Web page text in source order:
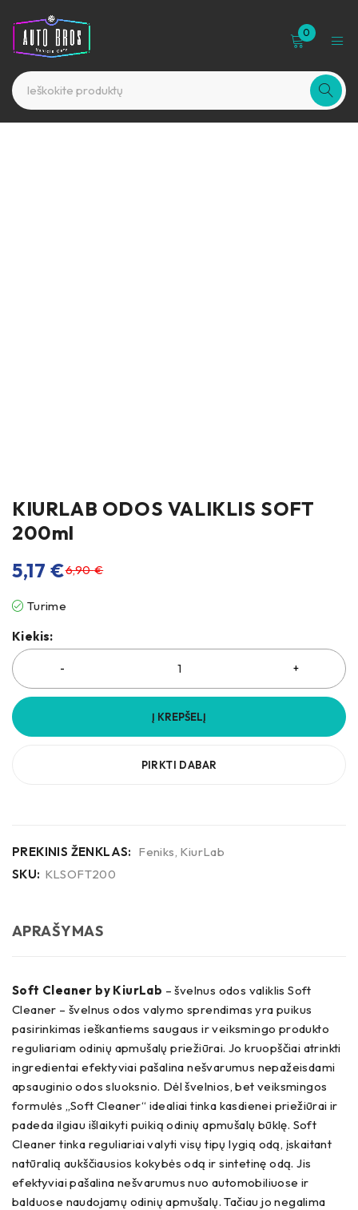
0
KIURLAB ODOS VALIKLIS SOFT
200ml
6,90€
5,17 €
Turime
Kiekis:
Į KREPŠELĮ
PIRKTI DABAR
PREKINIS ŽENKLAS: Feniks, KiurLab
SKU: KLSOFT200
APRAŠYMAS
Soft Cleaner by KiurLab – švelnus odos valiklis Soft
Cleaner – švelnus odos valymo sprendimas yra puikus
pasirinkimas ieškantiems saugaus ir veiksmingo produkto
reguliariam odinių apmušalų priežiūrai. Jo kruopščiai atrinkti
ingredientai efektyviai pašalina nešvarumus nepažeisdami
apsauginio odos sluoksnio. Dėl švelnios, bet veiksmingos
formulės „Soft Cleaner“ idealiai tinka kasdienei priežiūrai ir
padeda ilgiau išlaikyti puikią odinių apmušalų būklę. Soft
Cleaner tinka reguliariai valyti visų tipų lygią odą, įskaitant
natūralią aukščiausios kokybės odą ir sintetinę odą. Jis
efektyviai pašalina nešvarumus nuo automobiliuose ir
balduose naudojamų odinių apmušalų. Tačiau jo negalima